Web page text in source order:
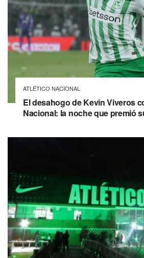
ATLÉTICO NACIONAL
El desahogo de Kevin Viveros
Nacional: la noche que premió